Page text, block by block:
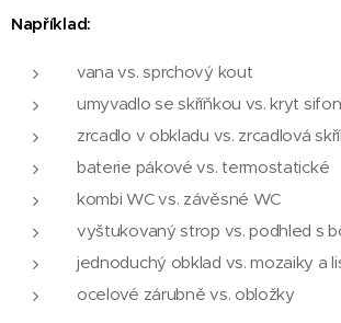
Například:
vana vs. sprchový kout
umyvadlo se skříňkou vs. kryt
zrcadlo v obkladu vs. zrcadlová
baterie pákové vs. termostatické
kombi WC vs. závěsné WC
vyštukovaný strop vs. podhled s
jednoduchý obklad vs. mozaiky a
ocelové zárubně vs. obložky